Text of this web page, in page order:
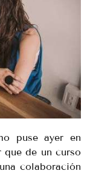
puse ayer en
de un curso
colaboración